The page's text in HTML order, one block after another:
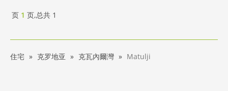
页 1 页,总共 1
住宅 克罗地亚 克瓦內爾灣 Matulji